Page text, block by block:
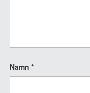
Namn *